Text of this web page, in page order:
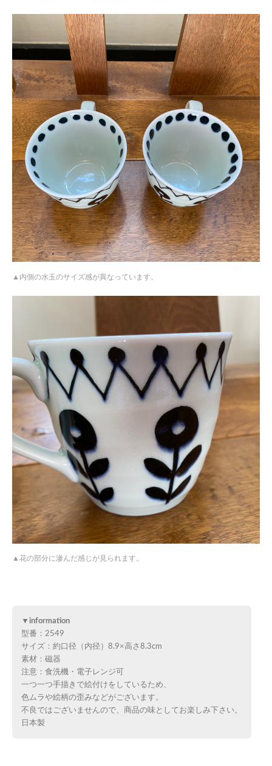
内側の水玉のサイズ感が異なっています。
花の部分に滲んだ感じが見られます。
▼information
型番：2549
サイズ：約口径（内径）8.9×高さ8.3cm
素材：磁器
注意：食洗機・電子レンジ可
一つ一つ手描きで絵付けをしているため、
色ムラや絵柄の歪みなどがございます。
不良ではございませんので、商品の味としてお楽しみ下さい。
日本製